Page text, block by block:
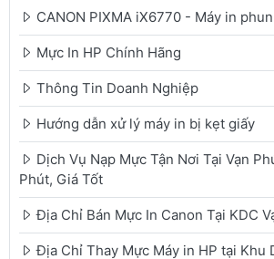
CANON PIXMA iX6770 - Máy in
Mực In HP Chính Hãng
Thông Tin Doanh Nghiệp
Hướng dẫn xử lý máy in bị kẹt giấy
Dịch Vụ Nạp Mực Tận Nơi Tại Vạn
Phút, Giá Tốt
Địa Chỉ Bán Mực In Canon Tại KDC
Địa Chỉ Thay Mực Máy in HP tại Khu